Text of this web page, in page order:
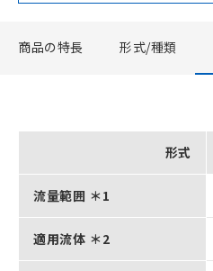
商品の特長 形式/種類
形式
流量範囲 ＊1
適用流体 ＊2